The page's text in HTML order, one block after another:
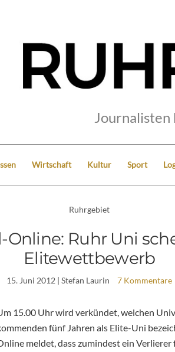
Journalisten
Wirtschaft Kultur Sport
Ruhrgebiet
Online: Ruhr Uni
Elitewettbewerb
15. Juni 2012 | Stefan Laurin 7 Kommentare
15.00 Uhr wird verkündet, welchen
fünf Jahren als Elite-Uni
meldet, dass zumindest ein